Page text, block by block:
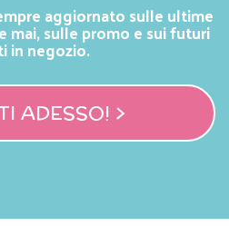
aggiornato sulle ultime
mai, sulle promo e sui futuri
in negozio.
ADESSO! >